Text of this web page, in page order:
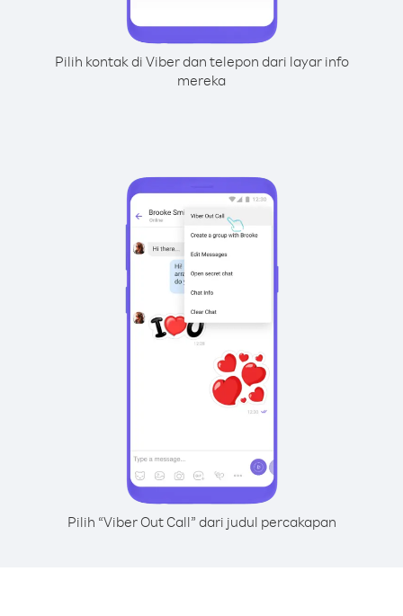
Pilih kontak di Viber dan telepon dari layar info
mereka
Pilih “Viber Out Call” dari judul percakapan